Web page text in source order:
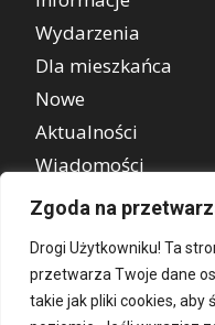
Zgoda na
Drogi Użytkowniku! Ta
przetwarza Twoje dane
takie jak pliki cookies, aby
Wydarzenia
Dla mieszkańca
Nowe
Aktualności
Wiadomości
REKLAMA